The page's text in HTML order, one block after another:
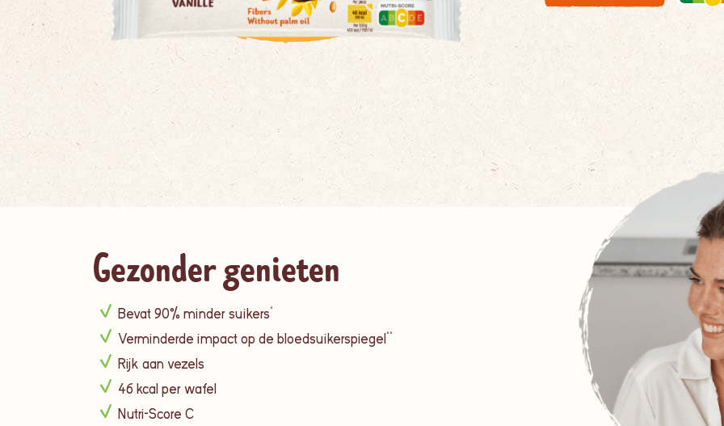
Gezonder genieten
Bevat 90% minder suikers*
Verminderde impact op de bloedsuikerspiegel**
Rijk aan vezels
46 kcal per wafel
Nutri-Score C